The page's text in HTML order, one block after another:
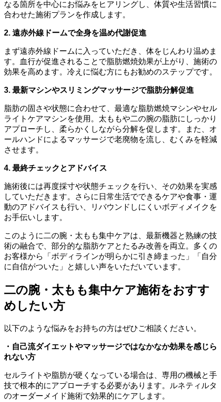
なる箇所を中心にお悩みをヒアリングし、体質や生活習慣に
合わせた施術プランを作成します。
2. 遠赤外線ドームで全身を温め代謝促進
まず遠赤外線ドームに入っていただき、体をじんわり温めま
す。血行が促進されることで脂肪燃焼効果が上がり、施術の
効果を高めます。冷えに悩む方にもお勧めのステップです。
3. 最新マシンやスリミングマッサージで脂肪分解促進
脂肪の固さや状態に合わせて、最適な脂肪燃焼マシンやセル
ライトケアマシンを使用。太ももや二の腕の脂肪にしっかり
アプローチし、柔らかくしながら分解を促します。また、オ
ールハンドによるマッサージで老廃物を流し、むくみを軽減
させます。
4. 最終チェックとアドバイス
施術後には再度採寸や状態チェックを行い、その効果を実感
していただきます。さらに日常生活でできるケアや食事・運
動のアドバイスも行い、リバウンドしにくいボディメイクを
お手伝いします。
このように二の腕・太もも集中ケアは、最新機器と熟練の技
術の融合で、部分的な脂肪ケアとたるみ改善を両立。多くの
お客様から「ボディラインが明らかに引き締まった」「自分
に自信がついた」と嬉しい声をいただいています。
二の腕・太もも集中ケア施術をおすす
めしたい方
以下のような悩みをお持ちの方はぜひご相談ください。
・自己流ダイエットやマッサージではなかなか効果を感じら
れない方
セルライトや脂肪が硬くなっている場合は、専用の機械と手
技で根本的にアプローチする必要があります。ルネティルタ
のオーダーメイド施術で効果的にケアします。